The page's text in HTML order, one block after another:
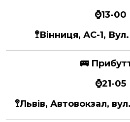
⌚13-00
🚏Вінниця, АС-1,
🚌
⌚21-05
🚏Львів, Автовокзал,